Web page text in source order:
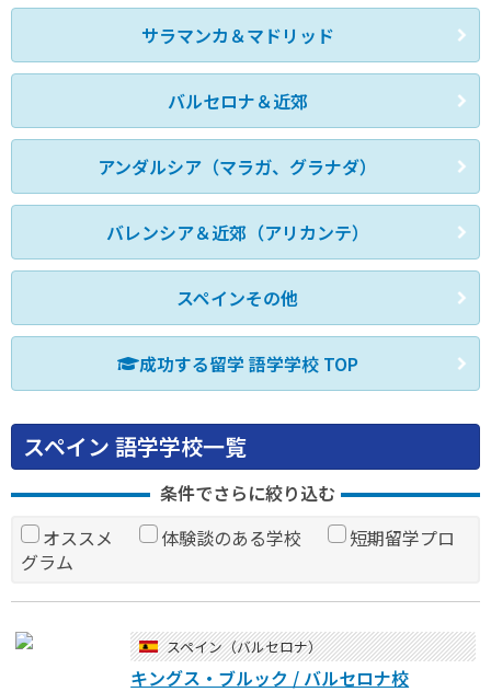
サラマンカ＆マドリッド
バルセロナ＆近郊
アンダルシア（マラガ、グラナダ）
バレンシア＆近郊（アリカンテ）
スペインその他
成功する留学 語学学校 TOP
スペイン 語学学校一覧
条件でさらに絞り込む
オススメ
体験談のある学校
短期留学プロ
グラム
スペイン（バルセロナ）
キングス・ブルック / バルセロナ校